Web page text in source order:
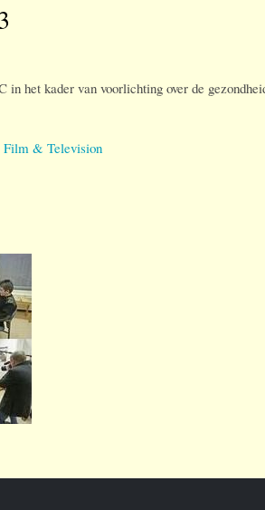
het kader van voorlichting over de
Film & Television